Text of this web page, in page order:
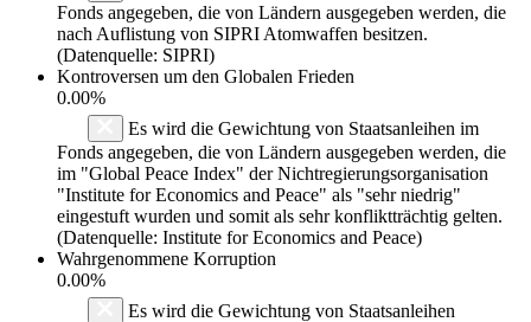
Fonds angegeben, die von Ländern ausgegeben werden, die
nach Auflistung von SIPRI Atomwaffen besitzen.
(Datenquelle: SIPRI)
Kontroversen um den Globalen Frieden
0.00%
Es wird die Gewichtung von Staatsanleihen im
Fonds angegeben, die von Ländern ausgegeben werden, die
im "Global Peace Index" der Nichtregierungsorganisation
"Institute for Economics and Peace" als "sehr niedrig"
eingestuft wurden und somit als sehr konfliktträchtig gelten.
(Datenquelle: Institute for Economics and Peace)
Wahrgenommene Korruption
0.00%
Es wird die Gewichtung von Staatsanleihen